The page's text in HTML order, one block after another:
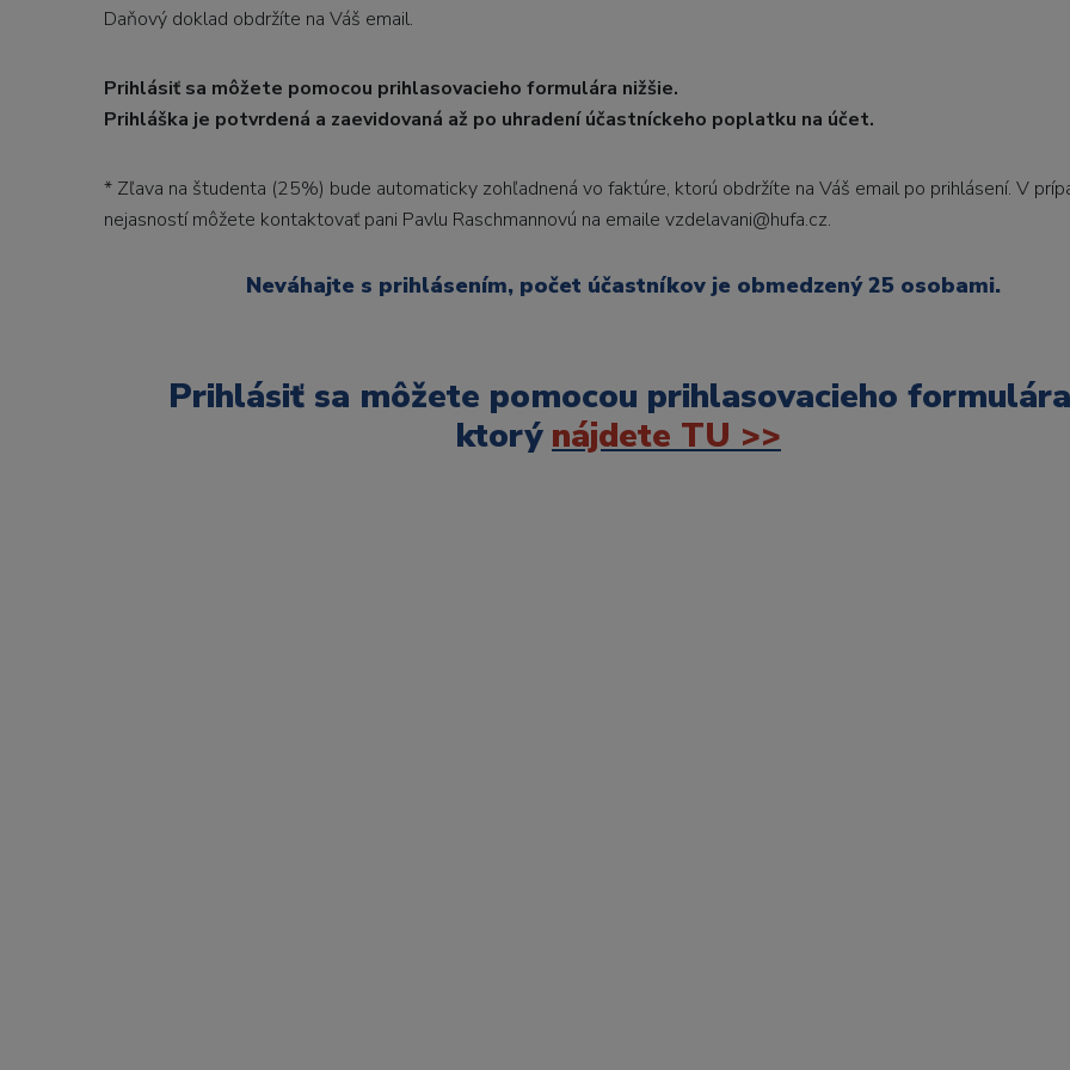
Daňový doklad obdržíte na Váš email.
Prihlásiť sa môžete pomocou prihlasovacieho formulára nižšie.
Prihláška je potvrdená a zaevidovaná až po uhradení účastníckeho poplatku na účet.
* Zľava na študenta (25%) bude automaticky zohľadnená vo faktúre, ktorú obdržíte na Váš email po prihlásení. V
nejasností môžete kontaktovať pani Pavlu Raschmannovú na emaile vzdelavani@hufa.cz.
Neváhajte s prihlásením, počet účastníkov je obmedzený 25 osobami.
Prihlásiť sa môžete pomocou prihlasovacieho
ktorý nájdete TU >>